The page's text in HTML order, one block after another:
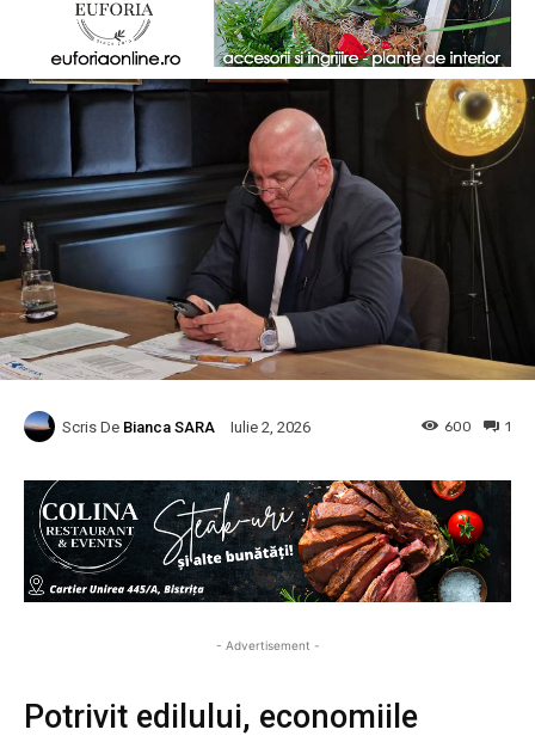
Scris De Bianca SARA Iulie 2, 2026 1
600
- Advertisement -
Potrivit edilului, economiile